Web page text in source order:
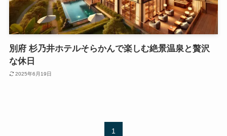
別府 杉乃井ホテルそらかんで楽しむ絶景温泉と贅沢
な休日
2025年6月19日
1